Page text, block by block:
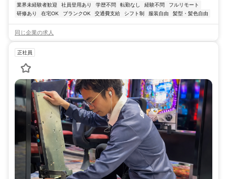
業界未経験者歓迎 社員登用あり 学歴不問 転勤なし 経験不問
フルリモート
研修あり
在宅OK ブランクOK 交通費支給 シフト制 服装自由 髪型・髪色自由
同じ企業の求人
正社員